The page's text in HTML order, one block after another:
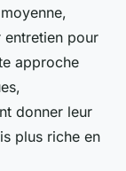
entretien pour
approche
donner leur
plus riche en